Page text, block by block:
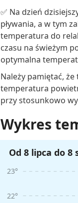
✅ Na dzień
pływania, a w tym
temperatura do
czasu na świeżym
optymalna
Należy pamiętać,
temperatura
przy stosunkowo
Wykres
Od 8 lipca do 8
22°
23°